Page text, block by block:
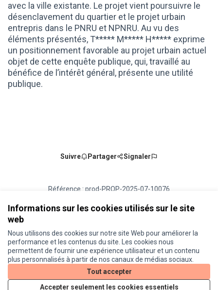
Informations sur les cookies utilisés sur le site
web
Nous utilisons des cookies sur notre site Web pour améliorer la
performance et les contenus du site. Les cookies nous
permettent de fournir une expérience utilisateur et un contenu
plus personnalisés à partir de nos canaux de médias sociaux.
Tout accepter
Accepter seulement les cookies essentiels
avec la ville existante. Le projet vient poursuivre le
désenclavement du quartier et le projet urbain
entrepris dans le PNRU et NPNRU. Au vu des
éléments présentés, T***** M***** H***** exprime
un positionnement favorable au projet urbain actuel
objet de cette enquête publique, qui, travaillé au
bénéfice de l’intérêt général, présente une utilité
publique.
Suivre Partager Signaler
Référence : prod-PROP-2025-07-10076
Vérifiez l'empreinte numérique
Conditions d'utilisation
Paramètres des cookies
Je participe ! sur X
(Lien externe)
Je participe ! sur Facebook
Je participe ! sur Instagram